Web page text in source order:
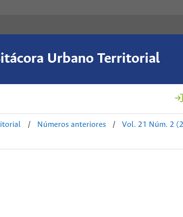
Urbano Territorial
/ Números anteriores / Vol. 21 Núm. 2